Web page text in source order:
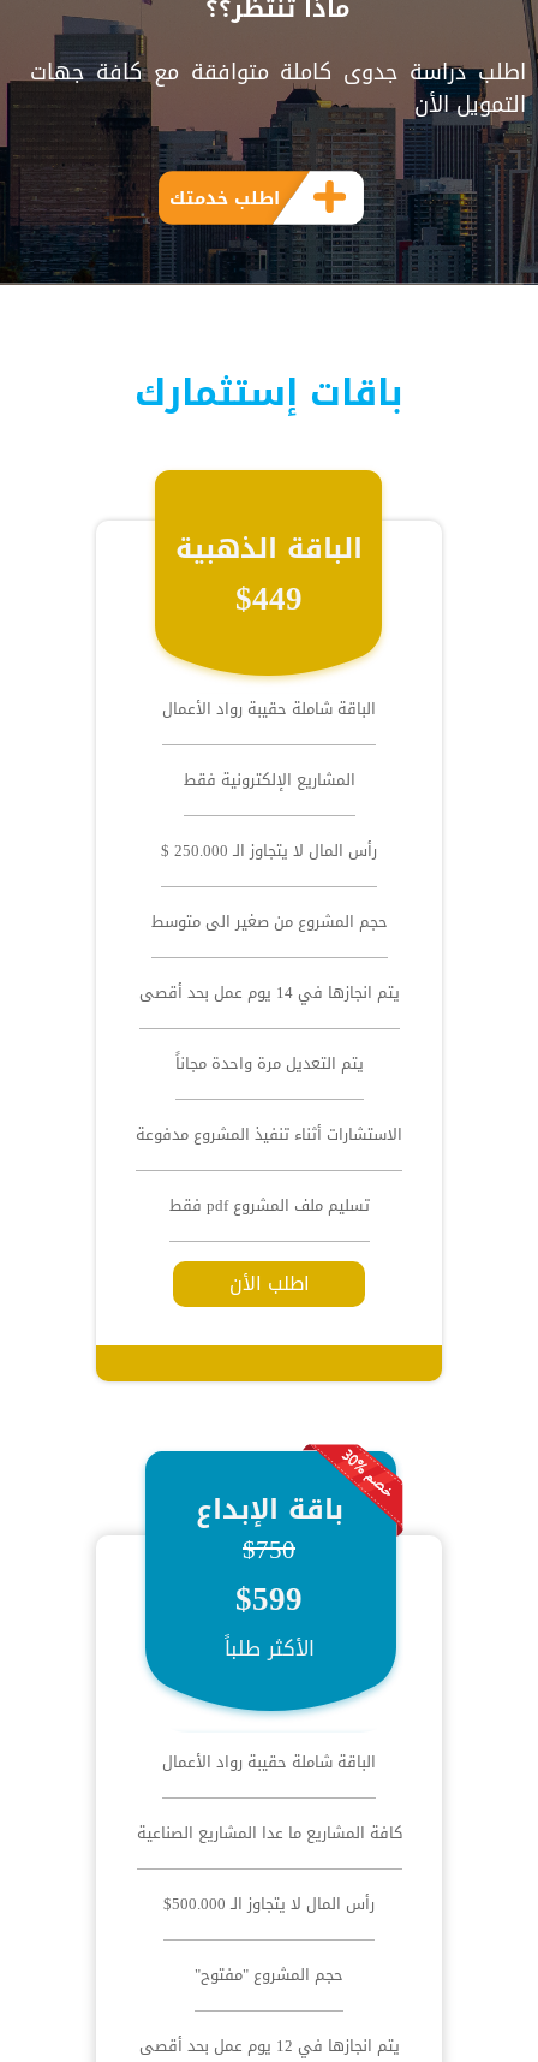
اطلب دراسة جدوى كاملة متوافقة مع كافة جهات
التمويل الأن
اطلب خدمتك
باقات إستثمارك
الباقة الذهبية
$449
الباقة شاملة حقيبة رواد الأعمال
المشاريع الإلكترونية فقط
رأس المال لا يتجاوز الـ 250.000 $
حجم المشروع من صغير الى متوسط
يتم انجازها في 14 يوم عمل بحد أقصى
يتم التعديل مرة واحدة مجاناً
الاستشارات أثناء تنفيذ المشروع مدفوعة
تسليم ملف المشروع pdf فقط
اطلب الأن
باقة الإبداع
$750
$599
الأكثر طلباً
الباقة شاملة حقيبة رواد الأعمال
كافة المشاريع ما عدا المشاريع الصناعية
رأس المال لا يتجاوز الـ 500.000$
حجم المشروع "مفتوح"
يتم انجازها في 12 يوم عمل بحد أقصى